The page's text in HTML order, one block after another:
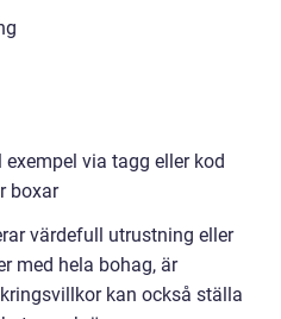
via tagg eller kod
boxar
värdefull utrustning eller
med hela bohag, är
kan också ställa